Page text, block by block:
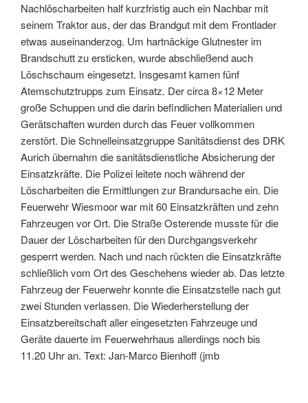
Nachlöscharbeiten half kurzfristig auch ein Nachbar mit
seinem Traktor aus, der das Brandgut mit dem Frontlader
etwas auseinanderzog. Um hartnäckige Glutnester im
Brandschutt zu ersticken, wurde abschließend auch
Löschschaum eingesetzt. Insgesamt kamen fünf
Atemschutztrupps zum Einsatz. Der circa 8×12 Meter
große Schuppen und die darin befindlichen Materialien und
Gerätschaften wurden durch das Feuer vollkommen
zerstört. Die Schnelleinsatzgruppe Sanitätsdienst des DRK
Aurich übernahm die sanitätsdienstliche Absicherung der
Einsatzkräfte. Die Polizei leitete noch während der
Löscharbeiten die Ermittlungen zur Brandursache ein. Die
Feuerwehr Wiesmoor war mit 60 Einsatzkräften und zehn
Fahrzeugen vor Ort. Die Straße Osterende musste für die
Dauer der Löscharbeiten für den Durchgangsverkehr
gesperrt werden. Nach und nach rückten die Einsatzkräfte
schließlich vom Ort des Geschehens wieder ab. Das letzte
Fahrzeug der Feuerwehr konnte die Einsatzstelle nach gut
zwei Stunden verlassen. Die Wiederherstellung der
Einsatzbereitschaft aller eingesetzten Fahrzeuge und
Geräte dauerte im Feuerwehrhaus allerdings noch bis
11.20 Uhr an. Text: Jan-Marco Bienhoff (jmb